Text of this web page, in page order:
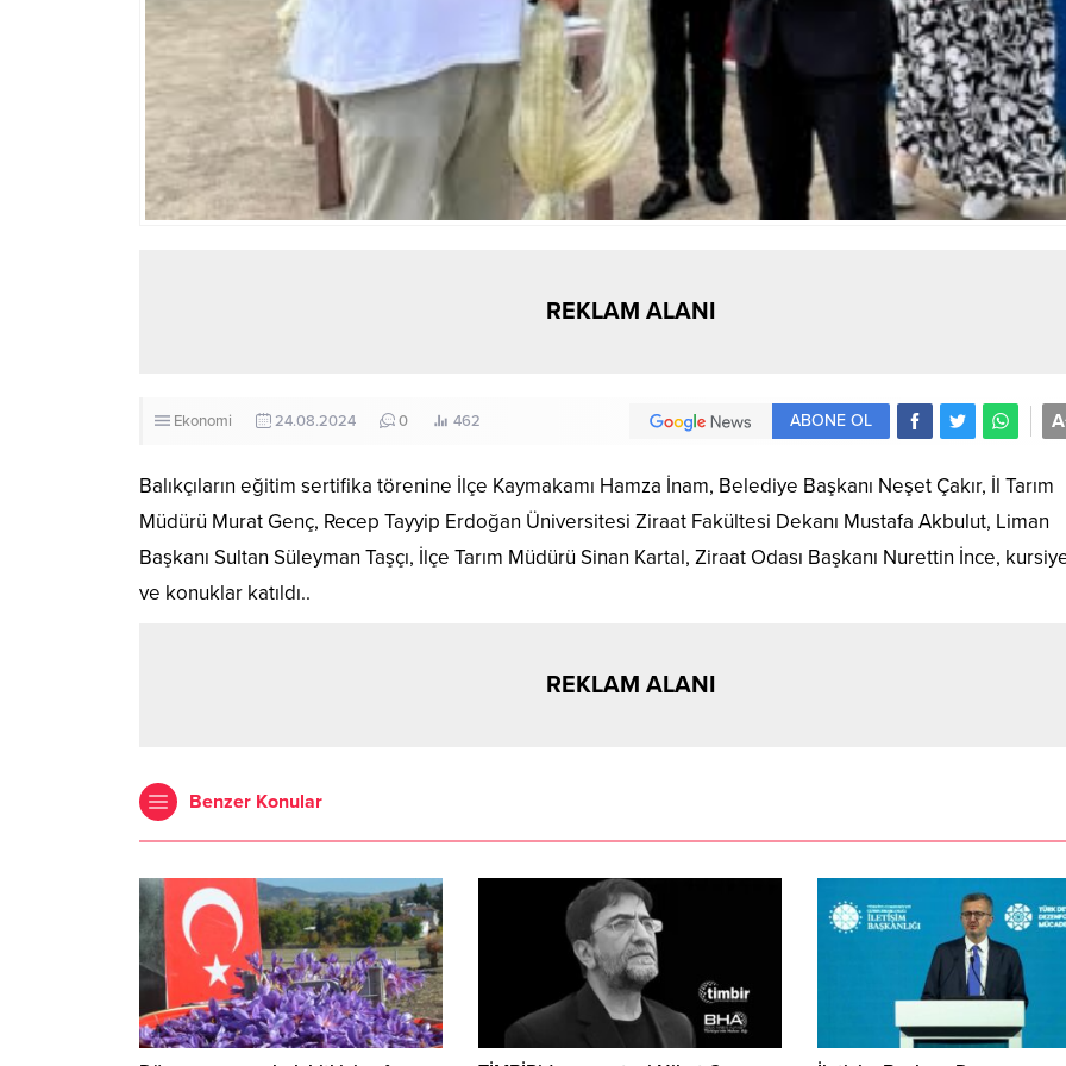
REKLAM ALANI
Ekonomi 24.08.2024 0 462 A
ABONE OL
Balıkçıların eğitim sertifika törenine İlçe Kaymakamı Hamza İnam, Belediye Başkanı Neşet Çakır, İl Tarım
Müdürü Murat Genç, Recep Tayyip Erdoğan Üniversitesi Ziraat Fakültesi Dekanı Mustafa Akbulut, Liman
Başkanı Sultan Süleyman Taşçı, İlçe Tarım Müdürü Sinan Kartal, Ziraat Odası Başkanı Nurettin İnce,
ve konuklar katıldı..
REKLAM ALANI
Benzer Konular